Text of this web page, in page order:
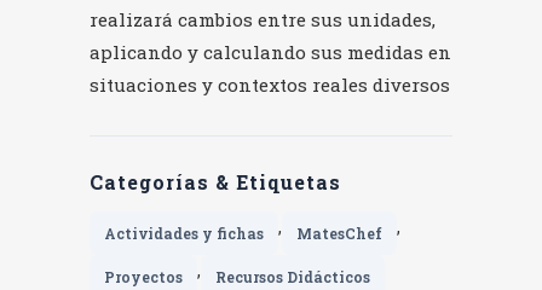
realizará cambios entre sus unidades,
aplicando y calculando sus medidas en
situaciones y contextos reales diversos
Categorías & Etiquetas
Actividades y fichas , MatesChef ,
Proyectos , Recursos Didácticos